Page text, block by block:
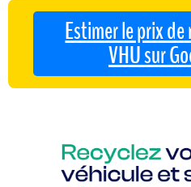
Estimer le prix
VHU sur